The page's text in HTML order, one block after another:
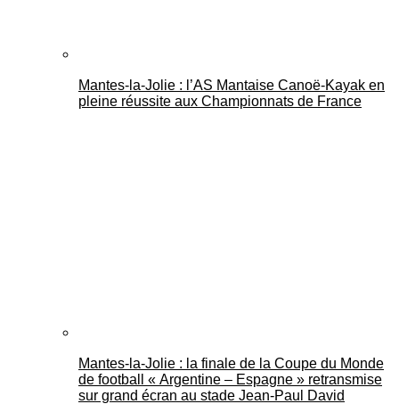
Mantes-la-Jolie : l’AS Mantaise Canoë‑Kayak en
pleine réussite aux Championnats de France
Mantes-la-Jolie : la finale de la Coupe du Monde
de football « Argentine – Espagne » retransmise
sur grand écran au stade Jean-Paul David